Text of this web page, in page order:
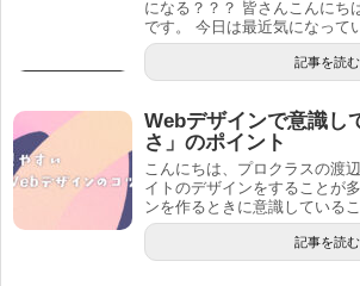
になる？？？ 皆さんこんにち
です。 今日は最近気になって
記事を読む
Webデザインで意識し
さ」のポイント
こんにちは、プロクラスの渡
イトのデザインをすることが
ンを作るときに意識している
記事を読む